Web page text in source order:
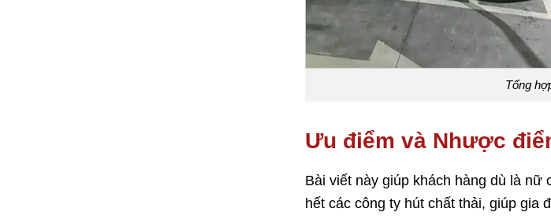
Tổng
Ưu điểm và Nhược
Bài viết này giúp khách hàng dù là
hết các công ty hút chất thải, giúp gia